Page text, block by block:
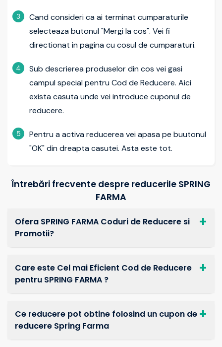
3
Cand consideri ca ai terminat cumparaturile
selecteaza butonul "Mergi la cos". Vei fi
directionat in pagina cu cosul de cumparaturi.
4
Sub descrierea produselor din cos vei gasi
campul special pentru Cod de Reducere. Aici
exista casuta unde vei introduce cuponul de
reducere.
5
Pentru a activa reducerea vei apasa pe buutonul
"OK" din dreapta casutei. Asta este tot.
Întrebări frecvente despre reducerile SPRING
FARMA
Ofera SPRING FARMA Coduri de Reducere si
Promotii?
Care este Cel mai Eficient Cod de Reducere
pentru SPRING FARMA ?
Ce reducere pot obtine folosind un cupon de
reducere Spring Farma